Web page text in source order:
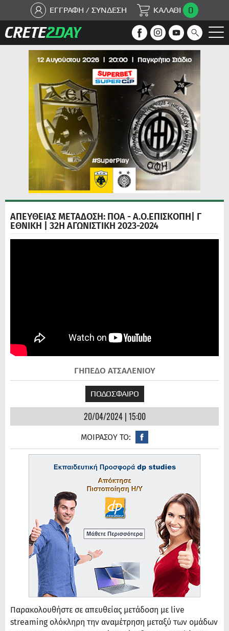
ΕΓΓΡΑΦΗ / ΣΥΝΔΕΣΗ ΚΑΛΑΘΙ 0
ΑΠΕΥΘΕΙΑΣ ΜΕΤΑΔΟΣΗ: ΠΟΑ - Α.Ο.ΕΠΙΣΚΟΠΗ| Γ
ΕΘΝΙΚΗ | 32Η ΑΓΩΝΙΣΤΙΚΗ 2023-2024
ΓΗΠΕΔΟ ΑΤΣΑΛΕΝΙΟΥ
ΠΟΔΟΣΦΑΙΡΟ
20/04/2024 | 15:00
ΜΟΙΡΑΣΟΥ ΤΟ:
Παρακολουθήστε σε απευθείας μετάδοση με live
streaming ολόκληρη την αναμέτρηση μεταξύ των ομάδων